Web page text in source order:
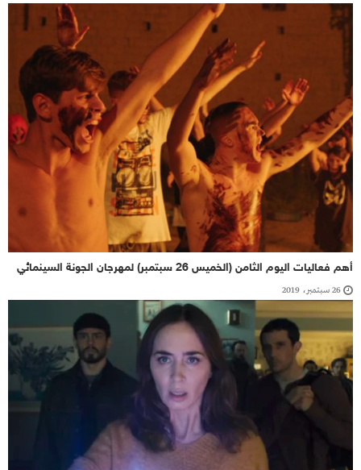
أهم فعاليات اليوم الثامن (الخميس 26 سبتمبر) لمهرجان الجونة السينمائي
26 سبتمبر، 2019